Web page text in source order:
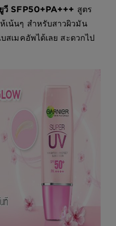
วี SFP50+PA+++ สูตร
น้นๆ สำหรับสาวผิวมัน
สเมคอัพได้เลย สะดวกไป